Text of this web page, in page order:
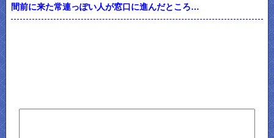
間前に来た常連っぽい人が窓口に進んだところ…